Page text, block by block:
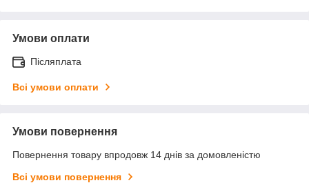
Умови оплати
Післяплата
Всі умови оплати
Умови повернення
Повернення товару впродовж 14 днів за домовленістю
Всі умови повернення